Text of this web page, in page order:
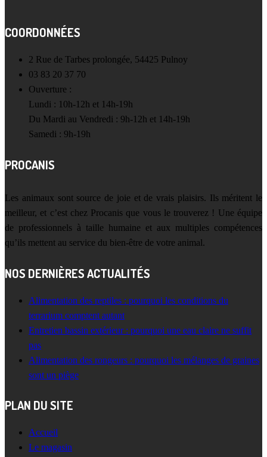
COORDONNÉES
2 Rue de Tarbes prolongée, 54425 Pulnoy
03 83 20 37 70
Ouverture :
Lundi : 10h-12h et 14h-19h
Du Mardi au Vendredi : 9h-12h et 14h-19h
Samedi : 9h-19h
PROCANIS
Les animaux sont source de joie et de vrais plaisirs. Ils méritent le
meilleur, et c’est chez Procanis que vous le trouverez ! Une équipe
de professionnels à taille humaine et aux multiples compétences
qu’ils mettent au service du bien-être de votre animal.
NOS DERNIÈRES ACTUALITÉS
Alimentation des reptiles : pourquoi les conditions du
terrarium comptent autant
Entretien bassin extérieur : pourquoi une eau claire ne suffit
pas
Alimentation des rongeurs : pourquoi les mélanges de graines
sont un piège
PLAN DU SITE
Accueil
Le magasin